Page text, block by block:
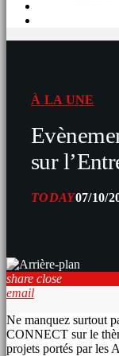
À LA UNE
sur
TODAY07/10/
share close
email
Ne manquez surtout
CONNECT sur le
projets portés par les